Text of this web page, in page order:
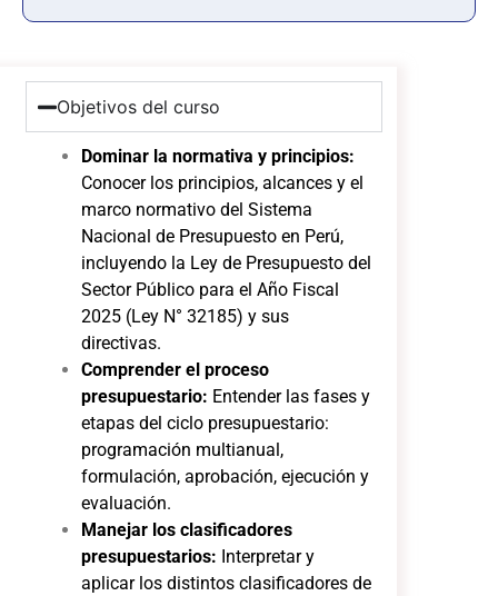
Objetivos del curso
Dominar la normativa y principios:
Conocer los principios, alcances y el
marco normativo del Sistema
Nacional de Presupuesto en Perú,
incluyendo la Ley de Presupuesto del
Sector Público para el Año Fiscal
2025 (Ley N° 32185) y sus
directivas.
Comprender el proceso
presupuestario: Entender las fases y
etapas del ciclo presupuestario:
programación multianual,
formulación, aprobación, ejecución y
evaluación.
Manejar los clasificadores
presupuestarios: Interpretar y
aplicar los distintos clasificadores de